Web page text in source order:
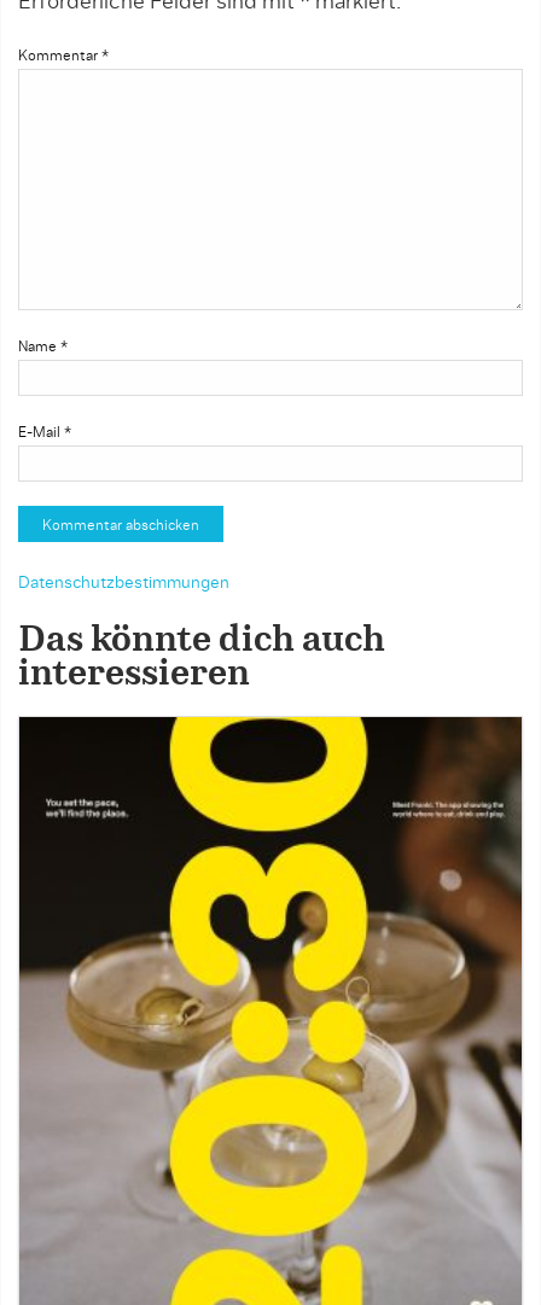
Kommentar *
Name *
E-Mail *
Datenschutzbestimmungen
Das könnte dich auch
interessieren